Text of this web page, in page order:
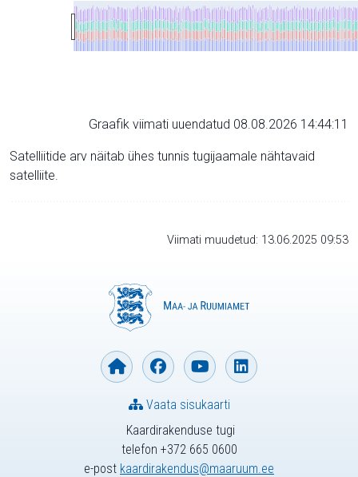
Graafik viimati uuendatud 08.08.2026 14:44:11
Satelliitide arv näitab ühes tunnis tugijaamale nähtavaid
satelliite.
Viimati muudetud: 13.06.2025 09:53
Kaardirakenduse tugi
telefon +372 665 0600
e-post kaardirakendus@maaruum.ee
Vaata sisukaarti